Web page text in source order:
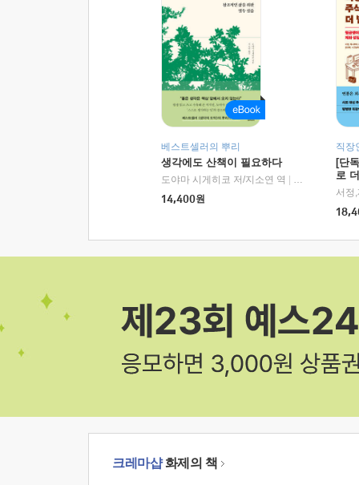
베스트셀러의 뿌리
생각에도 산책이 필요하다
도야마 시게히코 저/지소연 역
알에이치코리
14,400원
직장
[단
로
크레마샵화제의 책